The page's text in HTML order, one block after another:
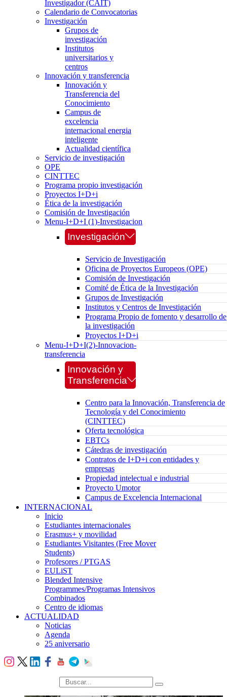
Investigador (CAIT)
Calendario de Convocatorias
Investigación
Grupos de
investigación
Institutos
universitarios y
centros
Innovación y transferencia
Innovación y
Transferencia del
Conocimiento
Campus de
excelencia
internacional energia
inteligente
Actualidad científica
Servicio de investigación
OPE
CINTTEC
Programa propio investigación
Proyectos I+D+i
Ética de la investigación
Comisión de Investigación
Menu-I+D+I (1)-Investigacion
Investigación
Servicio de Investigación
Oficina de Proyectos Europeos (OPE)
Comisión de Investigación
Comité de Ética de la Investigación
Grupos de Investigación
Institutos y Centros de Investigación
Programa Propio de fomento y desarrollo de
la investigación
Proyectos I+D+i
Menu-I+D+I(2)-Innovacion-
transferencia
Innovación y
Transferencia
Centro para la Innovación, Transferencia de
Tecnología y del Conocimiento
(CINTTEC)
Oferta tecnológica
EBTCs
Cátedras de investigación
Contratos de I+D+i con entidades y
empresas
Propiedad intelectual e industrial
Proyecto Umotor
Campus de Excelencia Internacional
INTERNACIONAL
Inicio
Estudiantes internacionales
Erasmus+ y movilidad
Estudiantes Visitantes (Free Mover
Students)
Profesores / PTGAS
EULiST
Blended Intensive
Programmes/Programas Intensivos
Combinados
Centro de idiomas
ACTUALIDAD
Noticias
Agenda
25 aniversario
búsqueda